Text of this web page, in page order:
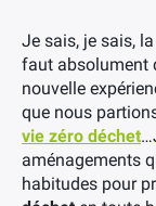
Je sais, je sais,
faut absolument
nouvelle
que nous
vie zéro déchet
aménagements
habitudes pour